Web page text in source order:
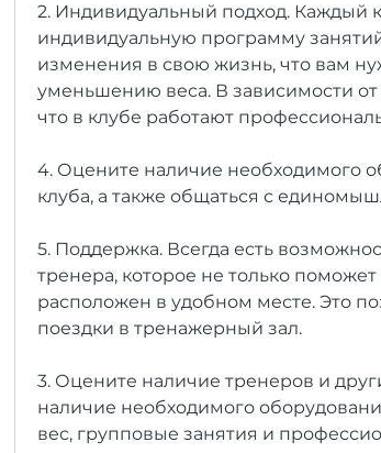
2. Индивидуальный подход. Каждый
индивидуальную программу
изменения в свою жизнь, что вам
уменьшению веса. В зависимости от
что в клубе работают
4. Оцените наличие необходимого
клуба, а также общаться с
5. Поддержка. Всегда есть
тренера, которое не только поможет
расположен в удобном месте. Это
поездки в тренажерный зал.
3. Оцените наличие тренеров и
наличие необходимого
вес, групповые занятия и